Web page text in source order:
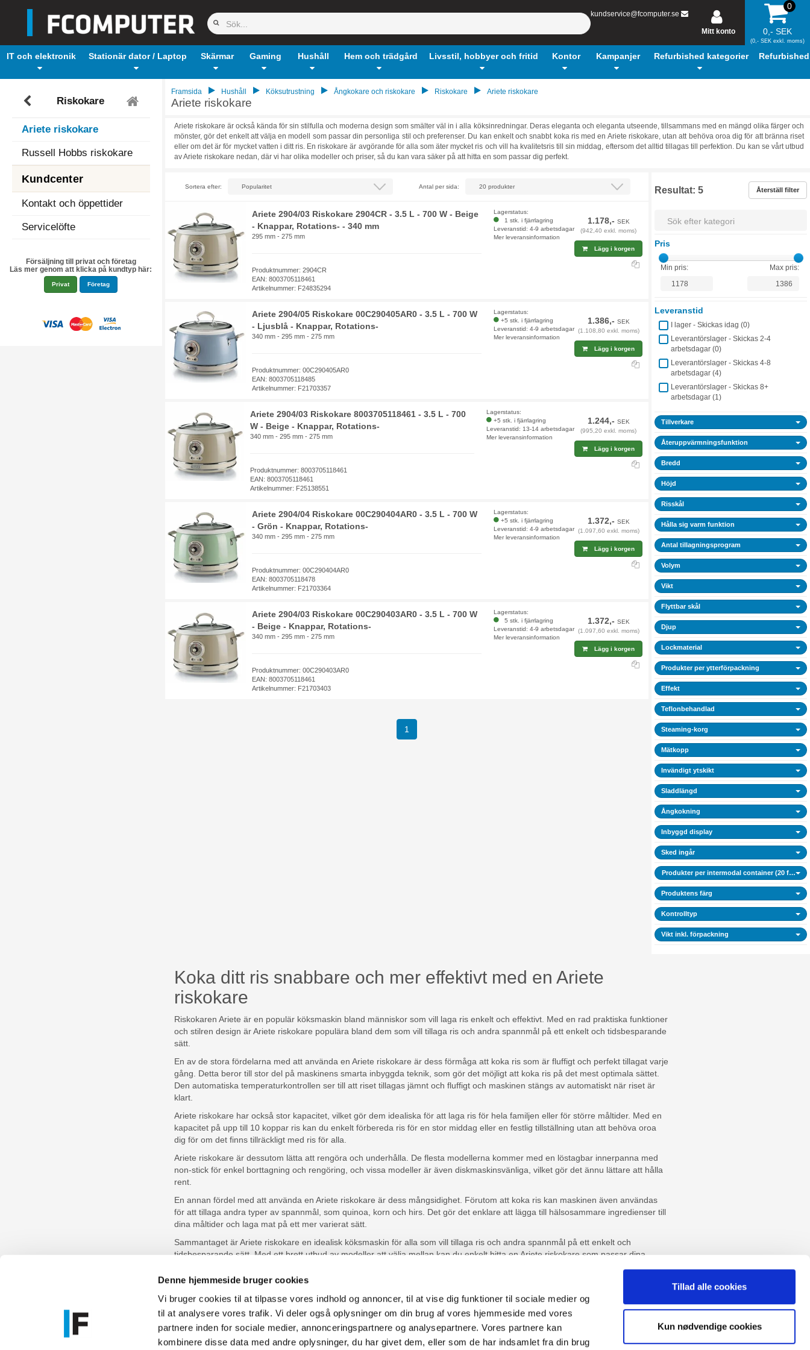
Denne hjemmeside bruger cookies
Vi bruger cookies til at tilpasse vores indhold og annoncer, til at vise dig funktioner til sociale medier og
til at analysere vores trafik. Vi deler også oplysninger om din brug af vores hjemmeside med vores
partnere inden for sociale medier, annonceringspartnere og analysepartnere. Vores partnere kan
kombinere disse data med andre oplysninger, du har givet dem, eller som de har indsamlet fra din brug
Tillad alle cookies
Kun nødvendige cookies
kundservice@fcomputer.se
Mitt konto
0
0,- SEK
(0,- SEK exkl. moms)
IT och elektronik Stationär dator / Laptop Skärmar Gaming Hushåll Hem och trädgård Livsstil, hobbyer och fritid Kontor Kampanjer Refurbished kategorier Refurbished
Riskokare
Ariete riskokare
Russell Hobbs riskokare
Kundcenter
Kontakt och öppettider
Servicelöfte
Försäljning till privat och företag
Läs mer genom att klicka på kundtyp här:
Privat Företag
Framsida Hushåll Köksutrustning Ångkokare och riskokare Riskokare Ariete riskokare
Ariete riskokare
Ariete riskokare är också kända för sin stilfulla och moderna design som smälter väl in i alla köksinredningar. Deras eleganta och eleganta utseende, tillsammans med en mängd olika färger och
mönster, gör det enkelt att välja en modell som passar din personliga stil och preferenser. Du kan enkelt och snabbt koka ris med en Ariete riskokare, utan att behöva oroa dig för att bränna riset
eller om det är för mycket vatten i ditt ris. En riskokare är avgörande för alla som äter mycket ris och vill ha kvalitetsris till sin middag, eftersom det alltid tillagas till perfektion. Du kan se vårt utbud
av Ariete riskokare nedan, där vi har olika modeller och priser, så du kan vara säker på att hitta en som passar dig perfekt.
Resultat:5 Återställ filter
Pris
Min pris: Max pris:
Leveranstid
I lager - Skickas idag (0)
Leverantörslager - Skickas 2-4
arbetsdagar (0)
Leverantörslager - Skickas 4-8
arbetsdagar (4)
Leverantörslager - Skickas 8+
arbetsdagar (1)
Tillverkare
Återuppvärmningsfunktion
Bredd
Höjd
Risskål
Hålla sig varm funktion
Antal tillagningsprogram
Volym
Vikt
Flyttbar skål
Djup
Lockmaterial
Produkter per ytterförpackning
Effekt
Teflonbehandlad
Steaming-korg
Mätkopp
Invändigt ytskikt
Sladdlängd
Ångkokning
Inbyggd display
Sked ingår
Produkter per intermodal container (20 fot)
Produktens färg
Kontrolltyp
Vikt inkl. förpackning
Sortera efter: Antal per sida:
Ariete 2904/03 Riskokare 2904CR - 3.5 L - 700 W - Beige
- Knappar, Rotations- - 340 mm
295 mm - 275 mm
Produktnummer: 2904CR
EAN: 8003705118461
Artikelnummer: F24835294
Lagerstatus:
1 stk. i fjärrlagring
Leveranstid: 4-9 arbetsdagar
Mer leveransinformation
1.178,- SEK
(942,40 exkl. moms)
Lägg i korgen
Ariete 2904/05 Riskokare 00C290405AR0 - 3.5 L - 700 W
- Ljusblå - Knappar, Rotations-
340 mm - 295 mm - 275 mm
Produktnummer: 00C290405AR0
EAN: 8003705118485
Artikelnummer: F21703357
Lagerstatus:
+5 stk. i fjärrlagring
Leveranstid: 4-9 arbetsdagar
Mer leveransinformation
1.386,- SEK
(1.108,80 exkl. moms)
Lägg i korgen
Ariete 2904/03 Riskokare 8003705118461 - 3.5 L - 700
W - Beige - Knappar, Rotations-
340 mm - 295 mm - 275 mm
Produktnummer: 8003705118461
EAN: 8003705118461
Artikelnummer: F25138551
Lagerstatus:
+5 stk. i fjärrlagring
Leveranstid: 13-14 arbetsdagar
Mer leveransinformation
1.244,- SEK
(995,20 exkl. moms)
Lägg i korgen
Ariete 2904/04 Riskokare 00C290404AR0 - 3.5 L - 700 W
- Grön - Knappar, Rotations-
340 mm - 295 mm - 275 mm
Produktnummer: 00C290404AR0
EAN: 8003705118478
Artikelnummer: F21703364
Lagerstatus:
+5 stk. i fjärrlagring
Leveranstid: 4-9 arbetsdagar
Mer leveransinformation
1.372,- SEK
(1.097,60 exkl. moms)
Lägg i korgen
Ariete 2904/03 Riskokare 00C290403AR0 - 3.5 L - 700 W
- Beige - Knappar, Rotations-
340 mm - 295 mm - 275 mm
Produktnummer: 00C290403AR0
EAN: 8003705118461
Artikelnummer: F21703403
Lagerstatus:
5 stk. i fjärrlagring
Leveranstid: 4-9 arbetsdagar
Mer leveransinformation
1.372,- SEK
(1.097,60 exkl. moms)
Lägg i korgen
1
Koka ditt ris snabbare och mer effektivt med en Ariete
riskokare
Riskokaren Ariete är en populär köksmaskin bland människor som vill laga ris enkelt och effektivt. Med en rad praktiska funktioner
och stilren design är Ariete riskokare populära bland dem som vill tillaga ris och andra spannmål på ett enkelt och tidsbesparande
sätt.
En av de stora fördelarna med att använda en Ariete riskokare är dess förmåga att koka ris som är fluffigt och perfekt tillagat varje
gång. Detta beror till stor del på maskinens smarta inbyggda teknik, som gör det möjligt att koka ris på det mest optimala sättet.
Den automatiska temperaturkontrollen ser till att riset tillagas jämnt och fluffigt och maskinen stängs av automatiskt när riset är
klart.
Ariete riskokare har också stor kapacitet, vilket gör dem idealiska för att laga ris för hela familjen eller för större måltider. Med en
kapacitet på upp till 10 koppar ris kan du enkelt förbereda ris för en stor middag eller en festlig tillställning utan att behöva oroa
dig för om det finns tillräckligt med ris för alla.
Ariete riskokare är dessutom lätta att rengöra och underhålla. De flesta modellerna kommer med en löstagbar innerpanna med
non-stick för enkel borttagning och rengöring, och vissa modeller är även diskmaskinsvänliga, vilket gör det ännu lättare att hålla
rent.
En annan fördel med att använda en Ariete riskokare är dess mångsidighet. Förutom att koka ris kan maskinen även användas
för att tillaga andra typer av spannmål, som quinoa, korn och hirs. Det gör det enklare att lägga till hälsosammare ingredienser till
dina måltider och laga mat på ett mer varierat sätt.
Sammantaget är Ariete riskokare en idealisk köksmaskin för alla som vill tillaga ris och andra spannmål på ett enkelt och
tidsbesparande sätt. Med ett brett utbud av modeller att välja mellan kan du enkelt hitta en Ariete riskokare som passar dina
praktisk maskin i köket?
kundservice@fcomputer.se
Webbplatskarta
Kundcenter
Skapa klagomål